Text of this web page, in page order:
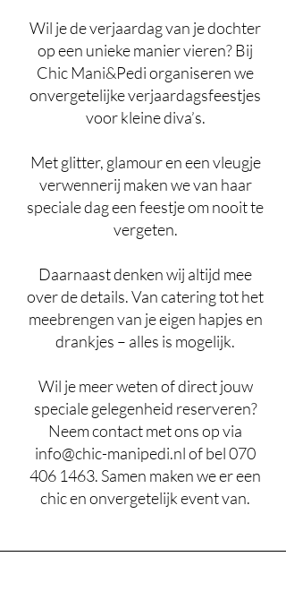
Wil je de verjaardag van je dochter
op een unieke manier vieren? Bij
Chic Mani&Pedi organiseren we
onvergetelijke verjaardagsfeestjes
voor kleine diva’s.
Met glitter, glamour en een vleugje
verwennerij maken we van haar
speciale dag een feestje om nooit te
vergeten.
Daarnaast denken wij altijd mee
over de details. Van catering tot het
meebrengen van je eigen hapjes en
drankjes – alles is mogelijk.
Wil je meer weten of direct jouw
speciale gelegenheid reserveren?
Neem contact met ons op via
info@chic-manipedi.nlof bel070
406 1463. Samen maken we er een
chic en onvergetelijk event van.